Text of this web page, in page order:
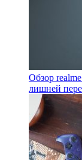
Обзор
лишней